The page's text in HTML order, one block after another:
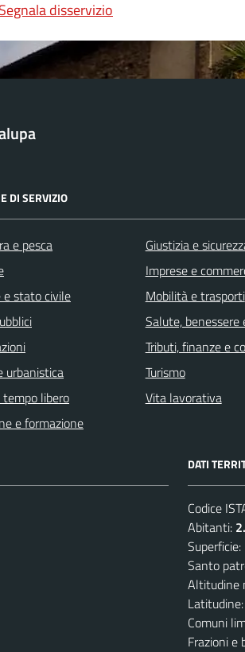
Segnala disservizio
DI SERVIZIO
e pesca
e stato civile
urbanistica
libero
e formazione
Giustizia e
Imprese e
Mobilità e trasporti
Salute, benessere
Tributi, finanze e
Turismo
Vita lavorativa
DATI
Codice
Abitanti:
Superficie:
Santo
Altitudine
Latitudine:
Comuni
Frazioni e